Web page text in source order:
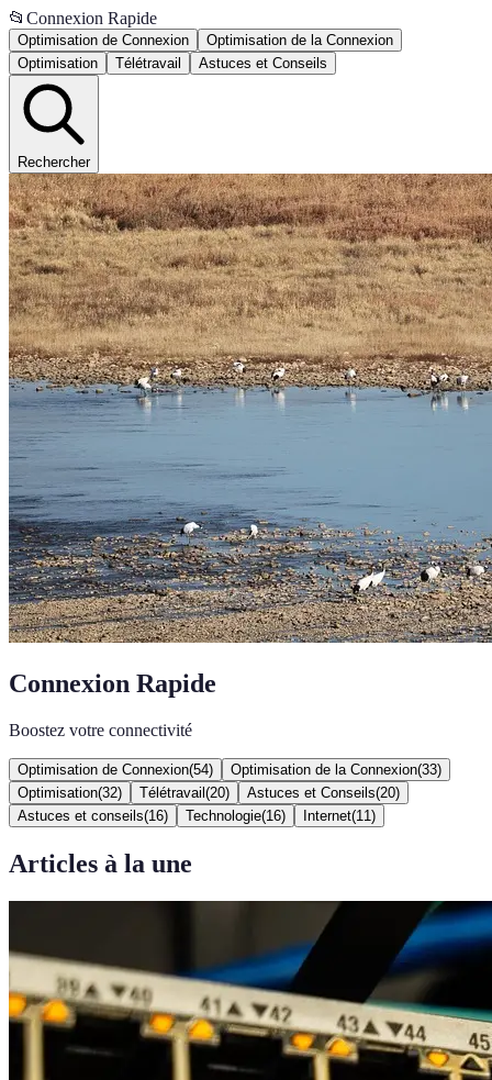
📂 Connexion Rapide
Optimisation de Connexion
Optimisation de la Connexion
Optimisation
Télétravail Astuces et Conseils
Rechercher
Connexion Rapide
Boostez votre connectivité
Optimisation de Connexion(54) Optimisation de la Connexion(33)
Optimisation(32) Télétravail (20) Astuces et Conseils(20)
Astuces et conseils(16) Technologie(16) Internet(11 )
Articles à la une